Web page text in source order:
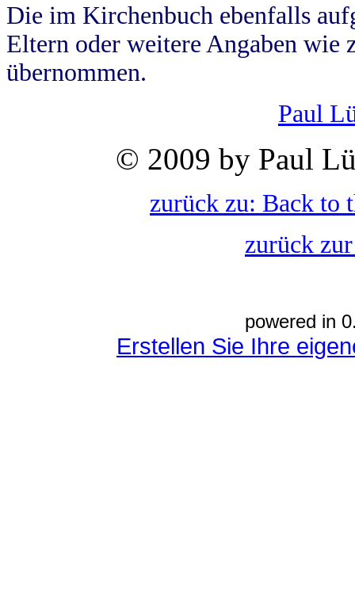
Die im Kirchenbuch ebenfalls
Eltern oder weitere Angaben wie
übernommen.
Paul
© 2009 by Paul
zurück zu: Back to
zurück
powered in
Erstellen Sie Ihre